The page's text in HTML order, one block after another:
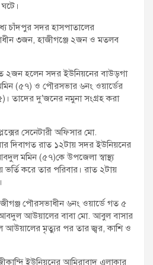
চাঁদপুর সদর হাসপাতালের
৩জন, হাজীগঞ্জে ২জন ও মতলব
২জন হলেন সদর ইউনিয়নের বাউড়গা
(৫৭) ও পৌরসভার ৬নং ওয়ার্ডের
তাদের দু’জনের নমুনা সংগ্রহ করা
সেনেটারী অফিসার মো.
দিবাগত রাত ১২টায় সদর ইউনিয়নের
মমিন (৫৭)কে উপজেলা স্বাস্থ্য
ভর্তি করে তার পরিবার। রাত ২টায়
পৌরসভাধীন ৬নং ওয়ার্ডে গত ৫
আউয়ালের বাবা মো. আবুল বাসার
মৃত্যুর পর তার জ্বর, কাশি ও
ইউনিয়নের আমিরাবাদ এলাকার